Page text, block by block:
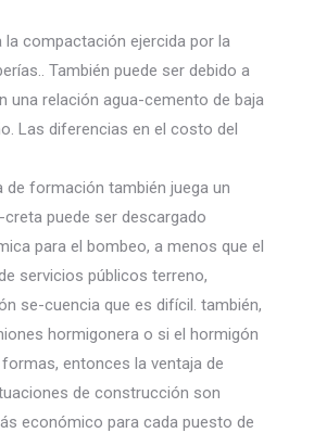
compactación ejercida por la
También puede ser debido a
una relación agua-cemento de baja
Las diferencias en el costo del
formación también juega un
puede ser descargado
para el bombeo, a menos que el
servicios públicos terreno,
se-cuencia que es difícil. también,
hormigonera o si el hormigón
entonces la ventaja de
de construcción son
económico para cada puesto de